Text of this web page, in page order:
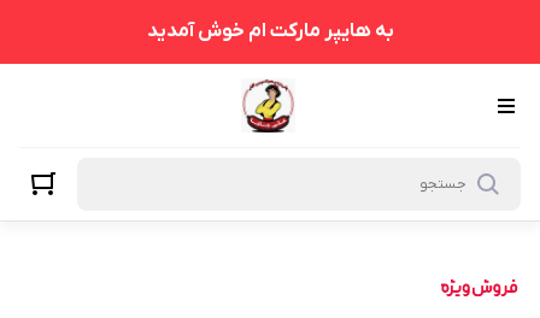
به هایپر مارکت ام خوش آمدید